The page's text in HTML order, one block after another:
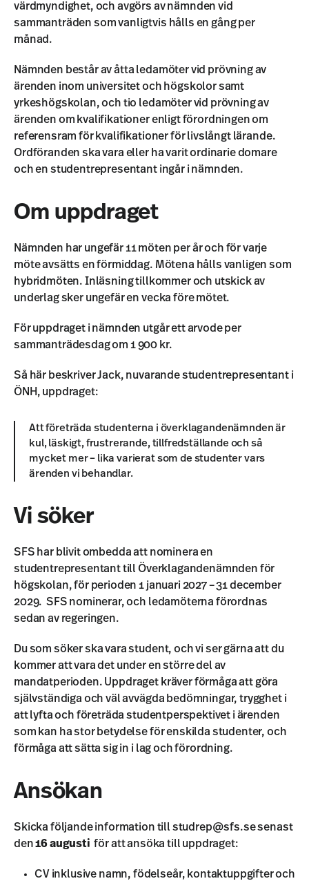
värdmyndighet, och avgörs av nämnden vid
sammanträden som vanligtvis hålls en gång per
månad.
Nämnden består av åtta ledamöter vid prövning av
ärenden inom universitet och högskolor samt
yrkeshögskolan, och tio ledamöter vid prövning av
ärenden om kvalifikationer enligt förordningen om
referensram för kvalifikationer för livslångt lärande.
Ordföranden ska vara eller ha varit ordinarie domare
och en studentrepresentant ingår i nämnden.
Om uppdraget
Nämnden har ungefär 11 möten per år och för varje
möte avsätts en förmiddag. Mötena hålls vanligen som
hybridmöten. Inläsning tillkommer och utskick av
underlag sker ungefär en vecka före mötet.
För uppdraget i nämnden utgår ett arvode per
sammanträdesdag om 1 900 kr.
Så här beskriver Jack, nuvarande studentrepresentant i
ÖNH, uppdraget:
Att företräda studenterna i överklagandenämnden är
kul, läskigt, frustrerande, tillfredställande och så
mycket mer – lika varierat som de studenter vars
ärenden vi behandlar.
Vi söker
SFS har blivit ombedda att nominera en
studentrepresentant till Överklagandenämnden för
högskolan, för perioden 1 januari 2027 – 31 december
2029. SFS nominerar, och ledamöterna förordnas
sedan av regeringen.
Du som söker ska vara student, och vi ser gärna att du
kommer att vara det under en större del av
mandatperioden. Uppdraget kräver förmåga att göra
självständiga och väl avvägda bedömningar, trygghet i
att lyfta och företräda studentperspektivet i ärenden
som kan ha stor betydelse för enskilda studenter, och
förmåga att sätta sig in i lag och förordning.
Ansökan
Skicka följande information till studrep@sfs.sesenast
den16 augusti för att ansöka till uppdraget:
CV inklusive namn, födelseår, kontaktuppgifter och